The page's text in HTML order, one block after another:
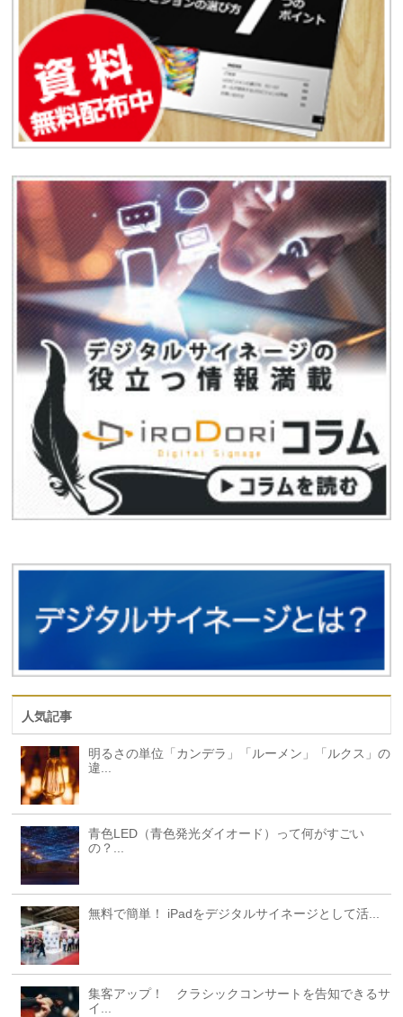
人気記事
明るさの単位「カンデラ」「ルーメン」「ルクス」の
違...
青色LED（青色発光ダイオード）って何がすごい
の？...
無料で簡単！ iPadをデジタルサイネージとして活...
集客アップ！ クラシックコンサートを告知できるサ
イ...